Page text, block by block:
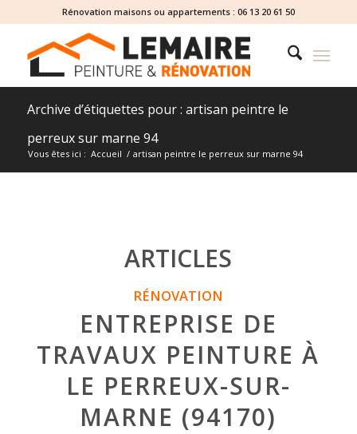
Rénovation maisons ou appartements : 06 13 20 61 50
Archive d’étiquettes pour : artisan peintre le
perreux sur marne 94
Vous êtes ici : Accueil / artisan peintre le perreux sur marne 94
ARTICLES
RÉNOVATION
ENTREPRISE DE
TRAVAUX PEINTURE À
LE PERREUX-SUR-
MARNE (94170)